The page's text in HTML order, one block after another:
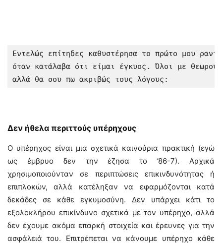
Εντελώς επίτηδες καθυστέρησα το πρώτο μου
όταν κατάλαβα ότι είμαι έγκυος. Όλοι με
αλλά θα σου πω ακριβώς τους λόγους:
Δεν ήθελα περιττούς υπέρηχους
Ο υπέρηχος είναι μια σχετικά καινούρια πρακτική (εγώ
ως έμβρυο δεν την έζησα το ’86-7). Αρχικά
χρησιμοποιούνταν σε περιπτώσεις επικινδυνότητας ή
επιπλοκών, αλλά κατέληξαν να εφαρμόζονται κατά
δεκάδες σε κάθε εγκυμοσύνη. Δεν υπάρχει κάτι το
εξολοκλήρου επικίνδυνο σχετικά με τον υπέρηχο, αλλά
δεν έχουμε ακόμα επαρκή στοιχεία και έρευνες για την
ασφάλειά του. Επιτρέπεται να κάνουμε υπέρηχο κάθε